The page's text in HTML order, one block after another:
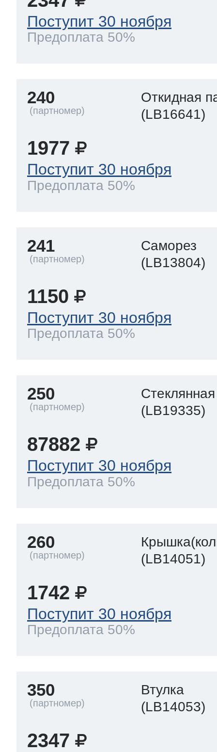
Поступит 30 ноября
Предоплата 50%
240
Откидная
(LB16641)
1977
Поступит 30 ноября
Предоплата 50%
241
Саморез
(LB13804)
1150
Поступит 30 ноября
Предоплата 50%
250
(LB19335)
87882
Поступит 30 ноября
Предоплата 50%
260
(LB14051)
1742
Поступит 30 ноября
Предоплата 50%
350
Втулка
(LB14053)
2347